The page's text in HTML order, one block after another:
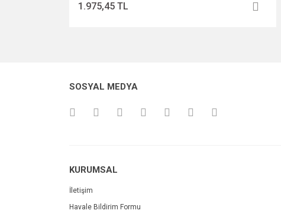
1.975,45 TL
SOSYAL MEDYA
KURUMSAL
İletişim
Havale Bildirim Formu